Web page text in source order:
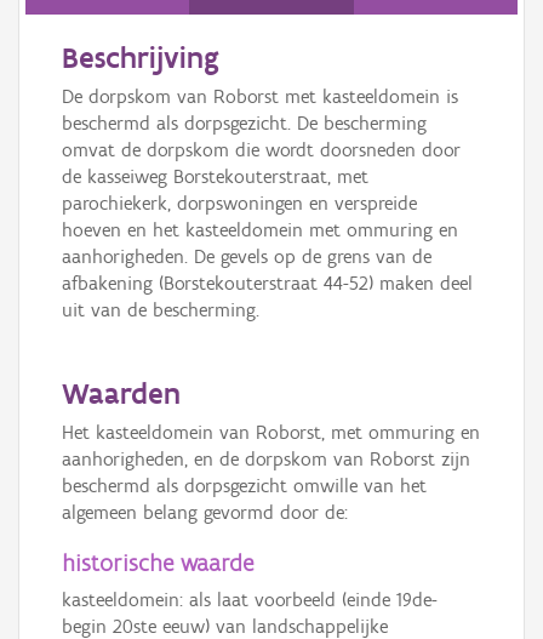
Beschrijving
De dorpskom van Roborst met kasteeldomein is
beschermd als dorpsgezicht. De bescherming
omvat de dorpskom die wordt doorsneden door
de kasseiweg Borstekouterstraat, met
parochiekerk, dorpswoningen en verspreide
hoeven en het kasteeldomein met ommuring en
aanhorigheden. De gevels op de grens van de
afbakening (Borstekouterstraat 44-52) maken deel
uit van de bescherming.
Waarden
Het kasteeldomein van Roborst, met ommuring en
aanhorigheden, en de dorpskom van Roborst zijn
beschermd als dorpsgezicht omwille van het
algemeen belang gevormd door de:
historische waarde
kasteeldomein: als laat voorbeeld (einde 19de-
begin 20ste eeuw) van landschappelijke